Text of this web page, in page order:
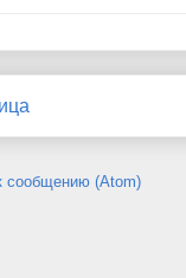
сообщению (Atom)